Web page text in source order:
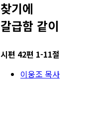
찾기에
갈급함 같이
시편 42편 1-11절
이웅조 목사